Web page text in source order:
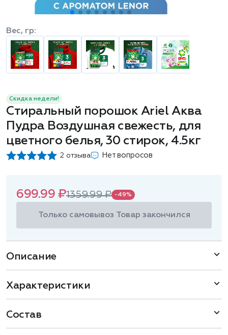
Скидка недели!
Стиральный порошок Ariel Аква
Пудра Воздушная свежесть, для
цветного белья, 30 стирок, 4.5кг
2 отзыва Нет вопросов
Вес, гр:
699.99 ₽1359.99 ₽ -49%
Только самовывоз Товар закончился
Описание
Характеристики
Состав